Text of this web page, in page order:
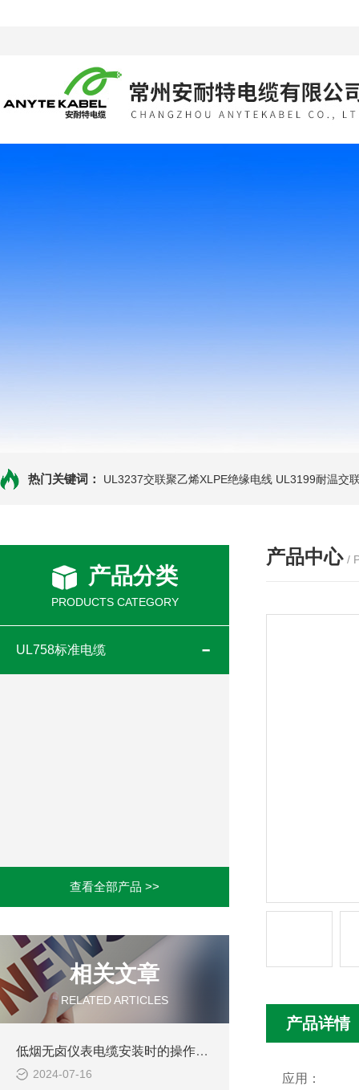
热门关键词： UL3237交联聚乙烯XLPE绝缘电线 UL3199耐温交
产品分类
PRODUCTS CATEGORY
UL758标准电缆
查看全部产品 >>
相关文章
RELATED ARTICLES
低烟无卤仪表电缆安装时的操作规范
2024-07-16
产品中心 /
产品详情
应用：